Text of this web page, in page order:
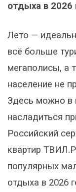
отдыха в 2026
Лето —
всё больше
мегаполисы, а
население не
Здесь можно в
насладиться
Российский
квартир
популярных
отдыха в 2026